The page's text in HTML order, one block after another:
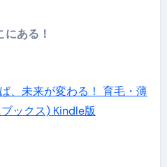
ある！
、未来が変わる！ 育毛・薄
ックス) Kindle版